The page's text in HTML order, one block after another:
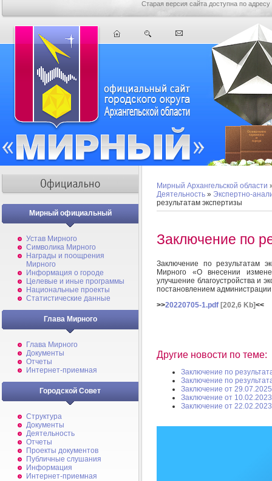
Старая версия сайта доступна по адресу
Мирный официальный
Устав Мирного
Символика Мирного
Награды и поощрения
Мирного
Информация о городе
Целевые и иные программы
Национальные проекты
Статистические данные
Глава Мирного
Глава Мирного
Документы
Отчеты
Интернет-приемная
Городской Совет
Структура
Документы
Деятельность
Отчеты
Проекты документов
Публичные слушания
Информация
Интернет-приемная
Мирный Архангельской области
Деятельность » Экспертно-
результатам экспертизы
Заключение по
Заключение по результатам
Мирного «О внесении
улучшение благоустройства и
постановлением
>>20220705-1.pdf [202,6 Kb]<<
Другие новости по теме:
Заключение по
Заключение по
Заключение от 29.07.2025
Заключение от 10.02.2023
Заключение от 22.02.2023